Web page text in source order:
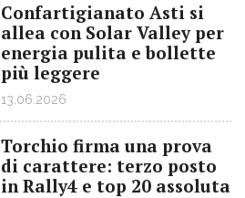
Confartigianato Asti si
allea con Solar Valley per
energia pulita e bollette
più leggere
13.06.2026
Torchio firma una prova
di carattere: terzo posto
in Rally4 e top 20 assoluta